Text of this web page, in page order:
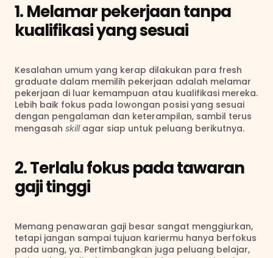
1. Melamar pekerjaan tanpa
kualifikasi yang sesuai
Kesalahan umum yang kerap dilakukan para fresh
graduate dalam memilih pekerjaan adalah melamar
pekerjaan di luar kemampuan atau kualifikasi mereka.
Lebih baik fokus pada lowongan posisi yang sesuai
dengan pengalaman dan keterampilan, sambil terus
mengasah skill agar siap untuk peluang berikutnya.
2. Terlalu fokus pada tawaran
gaji tinggi
Memang penawaran gaji besar sangat menggiurkan,
tetapi jangan sampai tujuan kariermu hanya berfokus
pada uang, ya. Pertimbangkan juga peluang belajar,